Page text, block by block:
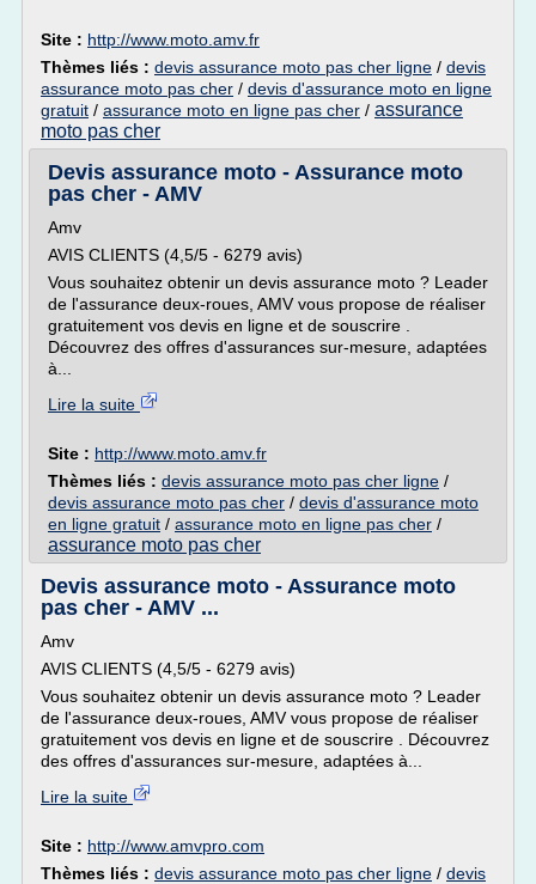
Site : http://www.moto.amv.fr
Thèmes liés : devis assurance moto pas cher ligne / devis
assurance moto pas cher / devis d'assurance moto en ligne
gratuit / assurance moto en ligne pas cher / assurance
moto pas cher
Devis assurance moto - Assurance moto
pas cher - AMV
Amv
AVIS CLIENTS (4,5/5 - 6279 avis)
Vous souhaitez obtenir un devis assurance moto ? Leader
de l'assurance deux-roues, AMV vous propose de réaliser
gratuitement vos devis en ligne et de souscrire .
Découvrez des offres d'assurances sur-mesure, adaptées
à...
Lire la suite
Site : http://www.moto.amv.fr
Thèmes liés : devis assurance moto pas cher ligne /
devis assurance moto pas cher / devis d'assurance moto
en ligne gratuit / assurance moto en ligne pas cher /
assurance moto pas cher
Devis assurance moto - Assurance moto
pas cher - AMV ...
Amv
AVIS CLIENTS (4,5/5 - 6279 avis)
Vous souhaitez obtenir un devis assurance moto ? Leader
de l'assurance deux-roues, AMV vous propose de réaliser
gratuitement vos devis en ligne et de souscrire . Découvrez
des offres d'assurances sur-mesure, adaptées à...
Lire la suite
Site : http://www.amvpro.com
Thèmes liés : devis assurance moto pas cher ligne / devis